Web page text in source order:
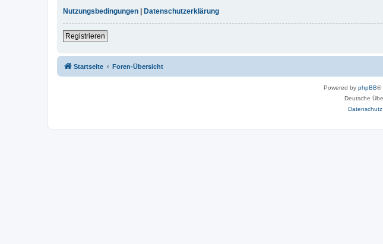
Nutzungsbedingungen
Datenschutzerklärung
Registrieren
Startseite Foren-Übersicht
Powered by phpBB®
Deutsche
Datenschutz